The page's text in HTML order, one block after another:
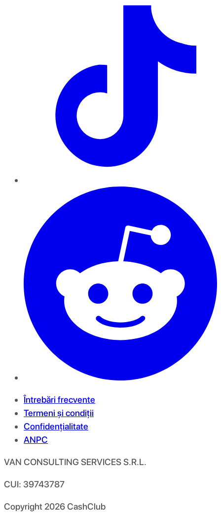
Întrebări frecvente
Termeni și condiții
Confidențialitate
ANPC
VAN CONSULTING SERVICES S.R.L.
CUI: 39743787
Copyright 2026CashClub